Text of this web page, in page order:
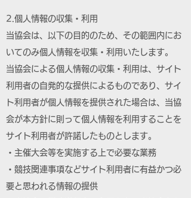
2.個人情報の収集・利用
当協会は、以下の目的のため、その範囲内にお
いてのみ個人情報を収集・利用いたします。
当協会による個人情報の収集・利用は、サイト
利用者の自発的な提供によるものであり、サイ
ト利用者が個人情報を提供された場合は、当協
会が本方針に則って個人情報を利用することを
サイト利用者が許諾したものとします。
・主催大会等を実施する上で必要な業務
・競技関連事項などサイト利用者に有益かつ必
要と思われる情報の提供